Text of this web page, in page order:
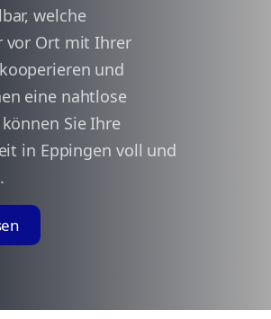
welche
vor Ort mit Ihrer
und
eine nahtlose
Sie Ihre
in Eppingen voll und